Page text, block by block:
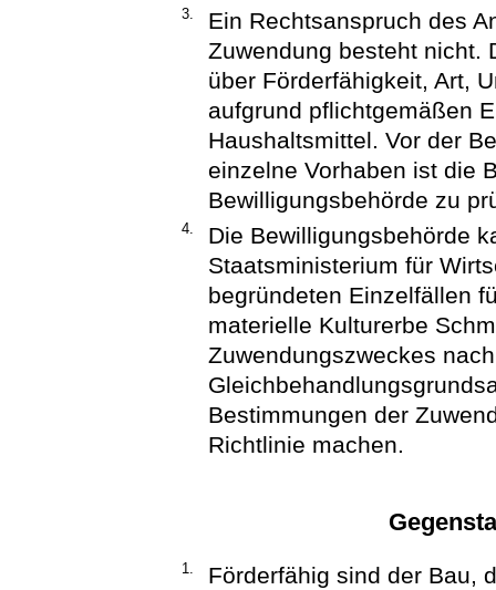
3.
Ein Rechtsanspruch des
Zuwendung besteht nicht.
über Förderfähigkeit, Art,
aufgrund pflichtgemäßen
Haushaltsmittel. Vor der
einzelne Vorhaben ist die
Bewilligungsbehörde zu
4.
Die Bewilligungsbehörde
Staatsministerium für
begründeten Einzelfällen
materielle Kulturerbe
Zuwendungszweckes
Bestimmungen der
Richtlinie machen.
1.
Förderfähig sind der Bau,